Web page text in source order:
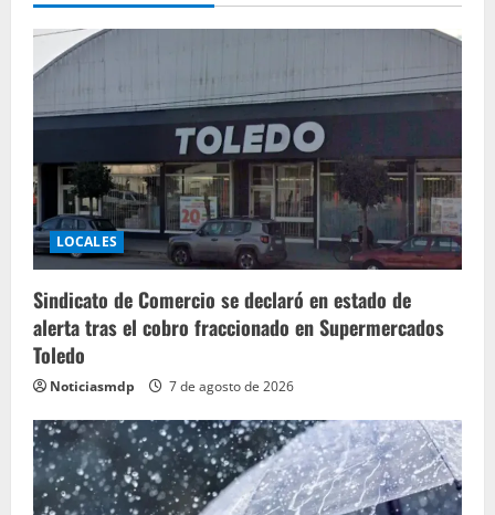
LOCALES
Sindicato de Comercio se declaró en estado de
alerta tras el cobro fraccionado en Supermercados
Toledo
Noticiasmdp 7 de agosto de 2026